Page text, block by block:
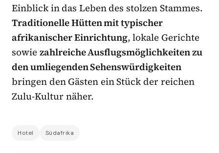
Einblick in das Leben des stolzen Stammes.
Traditionelle Hütten mit typischer
afrikanischer Einrichtung, lokale Gerichte
sowiezahlreiche Ausflugsmöglichkeiten zu
den umliegenden Sehenswürdigkeiten
bringen den Gästen ein Stück der reichen
Zulu-Kultur näher.
Hotel Südafrika